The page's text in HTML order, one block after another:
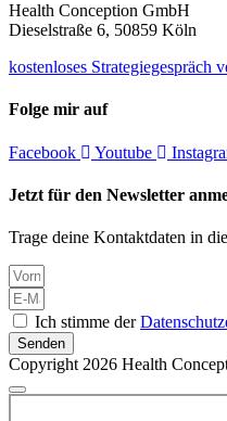
Health Conception GmbH
Dieselstraße 6, 50859 Köln
kostenloses Strategiegespräch
Folge mir auf
Facebook Youtube
Jetzt für den Newsletter
Trage deine Kontaktdaten in
Ich stimme der
Senden
Copyright 2026 Health